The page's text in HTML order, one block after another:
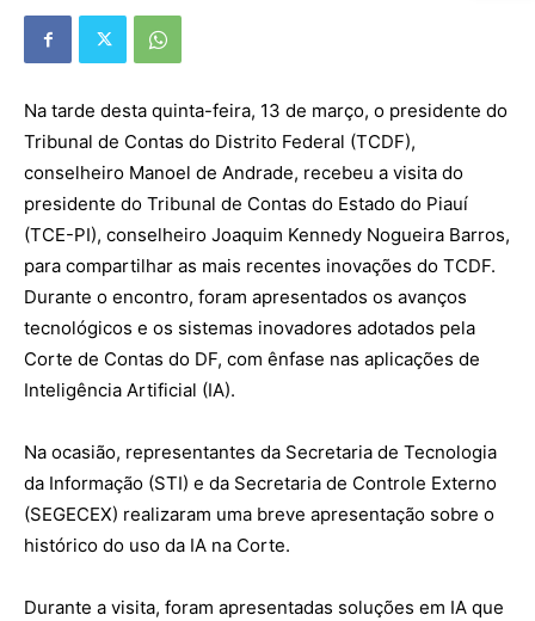
Na tarde desta quinta-feira, 13 de março, o presidente do
Tribunal de Contas do Distrito Federal (TCDF),
conselheiro Manoel de Andrade, recebeu a visita do
presidente do Tribunal de Contas do Estado do Piauí
(TCE-PI), conselheiro Joaquim Kennedy Nogueira Barros,
para compartilhar as mais recentes inovações do TCDF.
Durante o encontro, foram apresentados os avanços
tecnológicos e os sistemas inovadores adotados pela
Corte de Contas do DF, com ênfase nas aplicações de
Inteligência Artificial (IA).
Na ocasião, representantes da Secretaria de Tecnologia
da Informação (STI) e da Secretaria de Controle Externo
(SEGECEX) realizaram uma breve apresentação sobre o
histórico do uso da IA na Corte.
Durante a visita, foram apresentadas soluções em IA que